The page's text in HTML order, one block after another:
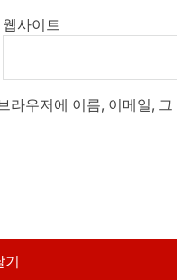
웹사이트
라우저에 이름, 이메일, 그